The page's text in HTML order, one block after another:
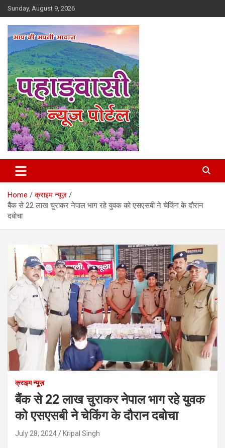
Skip
to
content
Sunday, August 9, 2026
Pahadvasi
Home
क्राइम न्यूज़
बैंक से 22 लाख चुराकर नेपाल भाग रहे युवक को एसएसबी ने चेकिंग के दौरान
दबोचा
क्राइम न्यूज़
बैंक से 22 लाख चुराकर नेपाल भाग रहे युवक
को एसएसबी ने चेकिंग के दौरान दबोचा
July 28, 2024 Kripal Singh